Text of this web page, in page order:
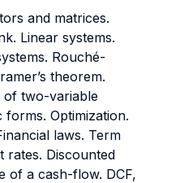
and matrices.
Linear systems.
Rouché-
theorem.
of two-variable
Optimization.
laws. Term
rates. Discounted
of a cash-flow. DCF,